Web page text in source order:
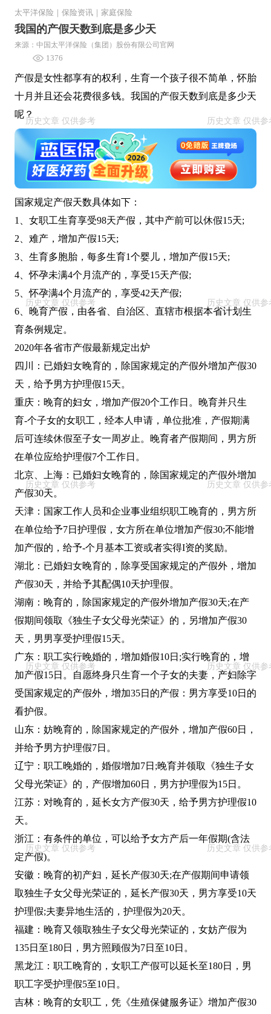
太平洋保险 保险资讯 家庭保险
我国的产假天数到底是多少天
来源：中国太平洋保险（集团）股份有限公司官网
1376
产假是女性都享有的权利，生育一个孩子很不简单，怀胎
十月并且还会花费很多钱。我国的产假天数到底是多少天
呢？
国家规定产假天数具体如下：
1、女职工生育享受98天产假，其中产前可以休假15天;
2、难产，增加产假15天;
3、生育多胞胎，每多生育1个婴儿，增加产假15天;
4、怀孕未满4个月流产的，享受15天产假;
5、怀孕满4个月流产的，享受42天产假;
6、晚育产假，由各省、自治区、直辖市根据本省计划生
育条例规定。
2020年各省市产假最新规定出炉
四川：已婚妇女晚育的，除国家规定的产假外增加产假30
天，给予男方护理假15天。
重庆：晚育的妇女，增加产假20个工作日。晚育并只生
育-个子女的女职工，经本人申请，单位批准，产假期满
后可连续休假至子女一周岁止。晚育者产假期间，男方所
在单位应给护理假7个工作日。
北京、上海：已婚妇女晚育的，除国家规定的产假外增加
产假30天。
天津：国家工作人员和企业事业组织职工晚育的，男方所
在单位给予7日护理假，女方所在单位增加产假30;不能增
加产假的，给予-个月基本工资或者实得I资的奖励。
湖北：已婚妇女晚育的，除享受国家规定的产假外，增加
产假30天，并给予其配偶10天护理假。
湖南：晚育的，除国家规定的产假外增加产假30天;在产
假期间领取《独生子女父母光荣证》的，另增加产假30
天，男男享受护理假15天。
广东：职工实行晚婚的，增加婚假10日;实行晚育的，增
加产假15日。自愿终身只生育一个子女的夫妻，产妇除字
受国家规定的产假外，增加35日的产假：男方享受10日的
看护假。
山东：妨晚育的，除国家规定的产假外，增加产假60日，
并给予男方护理假7日。
辽宁：职工晚婚的，婚假增加7日;晚育并领取《独生子女
父母光荣证》的，产假增加60日，男方护理假为15日。
江苏：对晚育的，延长女方产假30天，给予男方护理假10
天。
浙江：有条件的单位，可以给予女方产后一年假期(含法
定产假)。
安徽：晚育的初产妇，延长产假30天;在产假期间申请领
取独生子女父母光荣证的，延长产假30天，男方享受10天
护理假;夫妻异地生活的，护理假为20天。
福建：晚育又领取独生子女父母光荣证的，女妨产假为
135日至180日，男方照顾假为7日至10日。
黑龙江：职工晚育的，女职工产假可以延长至180日，男
职工字受护理假5至10日。
吉林：晚育的女职工，凭《生殖保健服务证》增加产假30